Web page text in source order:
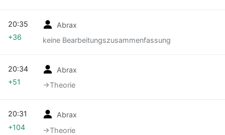
Abrax
keine Bearbeitungszusammenfassung
20:35
+36
Abrax
→‎Theorie
20:34
+51
Abrax
→‎Theorie
20:31
+104